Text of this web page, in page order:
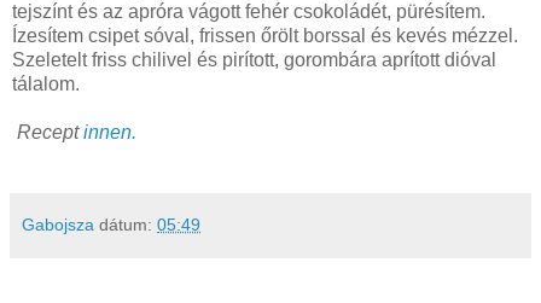
tejszínt és az apróra vágott fehér csokoládét, pürésítem.
Ízesítem csipet sóval, frissen őrölt borssal és kevés mézzel.
Szeletelt friss chilivel és pirított, gorombára aprított dióval
tálalom.
Receptinnen.
Gabojsza dátum: 05:49